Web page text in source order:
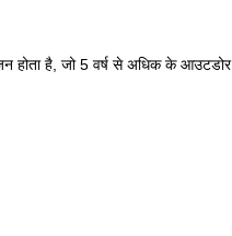
होता है, जो 5 वर्ष से अधिक के आउटडोर